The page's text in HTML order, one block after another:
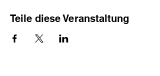
Teile diese Veranstaltung